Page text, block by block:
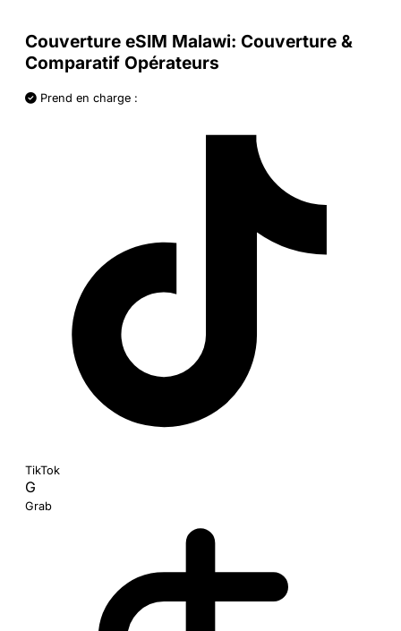
Couverture eSIM Malawi: Couverture &
Comparatif Opérateurs
Prend en charge :
TikTok
G
Grab